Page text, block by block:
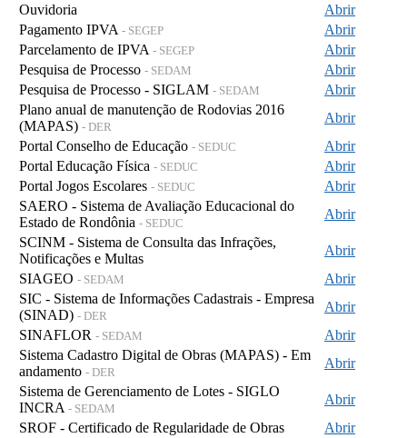
Ouvidoria
Abrir
Pagamento IPVA - SEGEP
Abrir
Parcelamento de IPVA - SEGEP
Abrir
Pesquisa de Processo - SEDAM
Abrir
Pesquisa de Processo - SIGLAM - SEDAM
Abrir
Plano anual de manutenção de Rodovias 2016
(MAPAS) - DER
Abrir
Portal Conselho de Educação - SEDUC
Abrir
Portal Educação Física - SEDUC
Abrir
Portal Jogos Escolares - SEDUC
Abrir
SAERO - Sistema de Avaliação Educacional do
Estado de Rondônia - SEDUC
Abrir
SCINM - Sistema de Consulta das Infrações,
Notificações e Multas
Abrir
SIAGEO - SEDAM
Abrir
SIC - Sistema de Informações Cadastrais - Empresa
(SINAD) - DER
Abrir
SINAFLOR - SEDAM
Abrir
Sistema Cadastro Digital de Obras (MAPAS) - Em
andamento - DER
Abrir
Sistema de Gerenciamento de Lotes - SIGLO
INCRA - SEDAM
Abrir
SROF - Certificado de Regularidade de Obras
Abrir